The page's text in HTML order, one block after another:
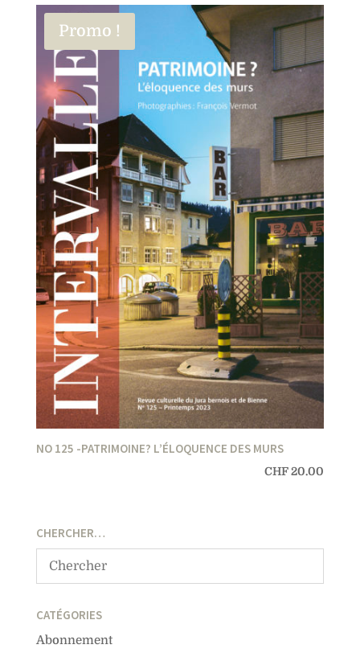
Promo !
NO 125 -PATRIMOINE? L’ÉLOQUENCE DES MURS
CHF20.00
CHERCHER…
CATÉGORIES
Abonnement